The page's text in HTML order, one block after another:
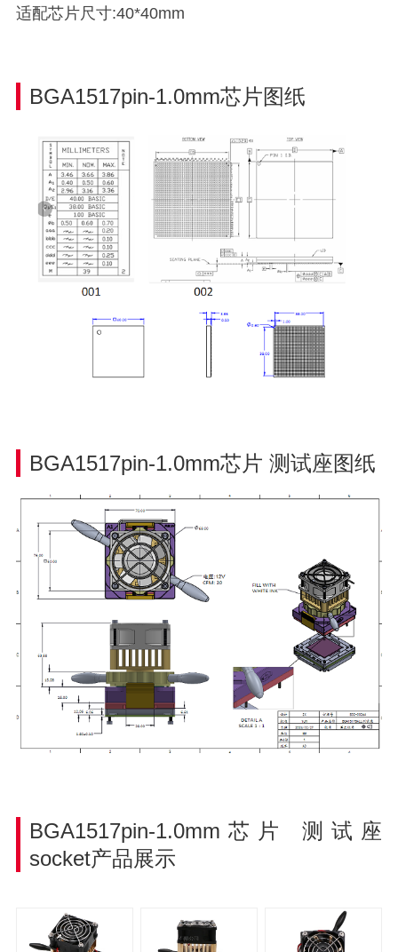
适配芯片尺寸:40*40mm
BGA1517pin-1.0mm芯片图纸
BGA1517pin-1.0mm芯片 测试座图纸
BGA1517pin-1.0mm芯片
测试座
socket产品展示